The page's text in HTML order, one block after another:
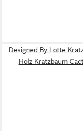
Designed By Lotte
Holz Kratzbaum